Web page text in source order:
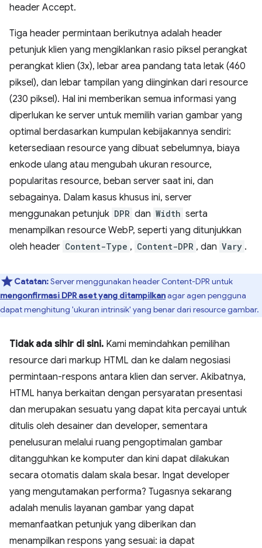
header Accept.
Tiga header permintaan berikutnya adalah header
petunjuk klien yang mengiklankan rasio piksel perangkat
perangkat klien (3x), lebar area pandang tata letak (460
piksel), dan lebar tampilan yang diinginkan dari resource
(230 piksel). Hal ini memberikan semua informasi yang
diperlukan ke server untuk memilih varian gambar yang
optimal berdasarkan kumpulan kebijakannya sendiri:
ketersediaan resource yang dibuat sebelumnya, biaya
enkode ulang atau mengubah ukuran resource,
popularitas resource, beban server saat ini, dan
sebagainya. Dalam kasus khusus ini, server
menggunakan petunjuk DPR dan Width serta
menampilkan resource WebP, seperti yang ditunjukkan
oleh header Content-Type , Content-DPR , dan Vary .
Catatan:Server menggunakan header Content-DPR untuk
mengonfirmasi DPR aset yang ditampilkanagar agen pengguna
dapat menghitung 'ukuran intrinsik' yang benar dari resource gambar.
Tidak ada sihir di sini. Kami memindahkan pemilihan
resource dari markup HTML dan ke dalam negosiasi
permintaan-respons antara klien dan server. Akibatnya,
HTML hanya berkaitan dengan persyaratan presentasi
dan merupakan sesuatu yang dapat kita percayai untuk
ditulis oleh desainer dan developer, sementara
penelusuran melalui ruang pengoptimalan gambar
ditangguhkan ke komputer dan kini dapat dilakukan
secara otomatis dalam skala besar. Ingat developer
yang mengutamakan performa? Tugasnya sekarang
adalah menulis layanan gambar yang dapat
memanfaatkan petunjuk yang diberikan dan
menampilkan respons yang sesuai: ia dapat